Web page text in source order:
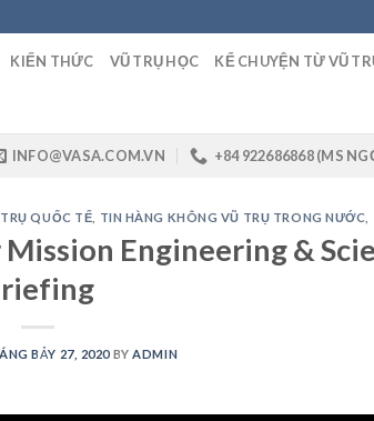
KIẾN THỨC VŨ TRỤ HỌC KỂ CHUYỆN TỪ VŨ
INFO@VASA.COM.VN +84 922686868 (MS
QUỐC TẾ TIN HÀNG KHÔNG VŨ TRỤ TRONG NƯỚC
Engineering &
BẢY 27, 2020 BY ADMIN